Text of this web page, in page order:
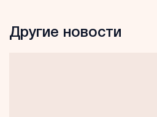
Другие новости